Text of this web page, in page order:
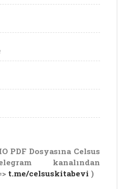
PDF Dosyasına Celsus
kanalından
t.me/celsuskitabevi )